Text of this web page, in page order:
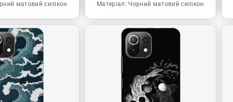
матовий силікон Матеріал: Чорний матовий силікон